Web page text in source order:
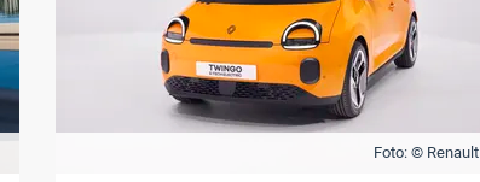
Foto: © Renault